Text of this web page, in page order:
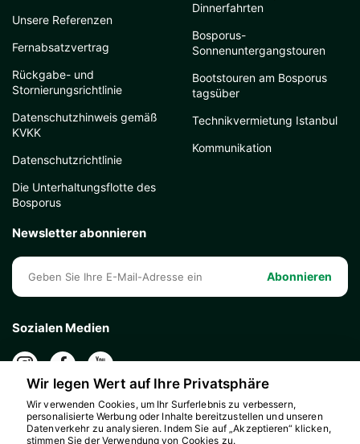
Unsere Referenzen
Fernabsatzvertrag
Rückgabe- und
Stornierungsrichtlinie
Datenschutzhinweis gemäß
KVKK
Datenschutzrichtlinie
Die Unterhaltungsflotte des
Bosporus
Dinnerfahrten
Bosporus-
Sonnenuntergangstouren
Bootstouren am Bosporus
tagsüber
Technikvermietung Istanbul
Kommunikation
Newsletter abonnieren
Abonnieren
Sozialen Medien
Wir legen Wert auf Ihre Privatsphäre
Wir verwenden Cookies, um Ihr Surferlebnis zu verbessern,
personalisierte Werbung oder Inhalte bereitzustellen und unseren
Datenverkehr zu analysieren. Indem Sie auf „Akzeptieren“ klicken,
stimmen Sie der Verwendung von Cookies zu.